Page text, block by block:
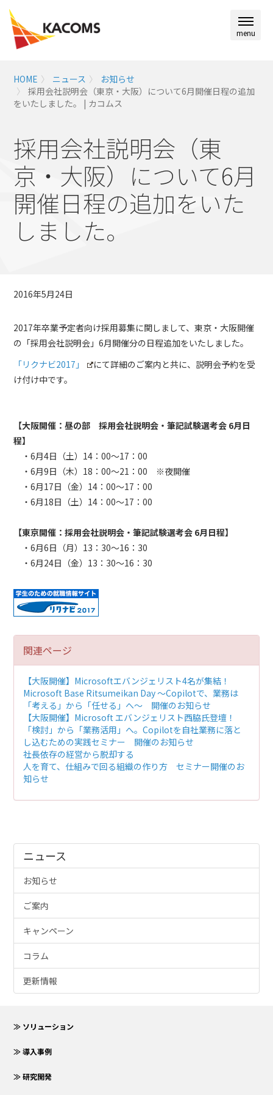
menu
HOME ニュース
お知らせ
採用会社説明会（東京・大阪）について6月開催日程の追加
をいたしました。 | カコムス
採用会社説明会（東
京・大阪）について6月
開催日程の追加をいた
しました。
2016年5月24日
2017年卒業予定者向け採用募集に関しまして、東京・大阪開催
の「採用会社説明会」6月開催分の日程追加をいたしました。
「リクナビ2017」
にて詳細のご案内と共に、説明会予約を受
け付け中です。
【大阪開催：昼の部 採用会社説明会・筆記試験選考会 6月日
程】
・6月4日（土）14：00～17：00
・6月9日（木）18：00～21：00 ※夜開催
・6月17日（金）14：00～17：00
・6月18日（土）14：00～17：00
【東京開催：採用会社説明会・筆記試験選考会 6月日程】
・6月6日（月）13：30～16：30
・6月24日（金）13：30～16：30
関連ページ
【大阪開催】Microsoftエバンジェリスト4名が集結！
Microsoft Base Ritsumeikan Day ～Copilotで、業務は
「考える」から「任せる」へ～ 開催のお知らせ
【大阪開催】Microsoft エバンジェリスト西脇氏登壇！
「検討」から「業務活用」へ。Copilotを自社業務に落と
し込むための実践セミナー 開催のお知らせ
社長依存の経営から脱却する
人を育て、仕組みで回る組織の作り方 セミナー開催のお
知らせ
ニュース
お知らせ
ご案内
キャンペーン
コラム
更新情報
≫ ソリューション
≫ 導入事例
≫ 研究開発